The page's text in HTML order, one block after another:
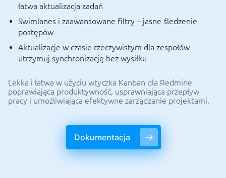
łatwa aktualizacja zadań
Swimlanes i zaawansowane filtry – jasne śledzenie
postępów
Aktualizacje w czasie rzeczywistym dla zespołów –
utrzymuj synchronizację bez wysiłku
Lekka i łatwa w użyciu wtyczka Kanban dla Redmine
poprawiająca produktywność, usprawniająca przepływ
pracy i umożliwiająca efektywne zarządzanie projektami.
Dokumentacja